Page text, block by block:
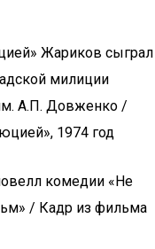
Жариков сыграл
милиции
А.П. Довженко /
1974 год
комедии «Не
/ Кадр из фильма